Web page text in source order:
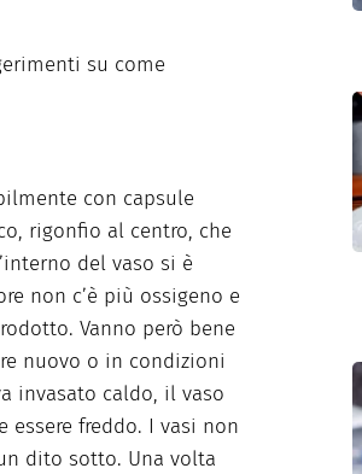
su come
con capsule
rigonfio al centro, che
del vaso si è
non c’è più ossigeno e
Vanno però bene
nuovo o in condizioni
invasato caldo, il vaso
essere freddo. I vasi non
dito sotto. Una volta